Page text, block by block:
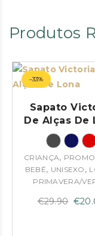
Produtos
–33%
Sapato
De Alças De
CRIANÇA,
BEBÉ, UNISEXO ,
PRIMAVERA/
€29.90 O
€